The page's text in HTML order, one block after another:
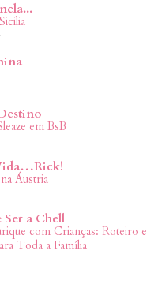
em BsB
Áustria
a Chell
com Crianças: Roteiro e
Toda a Família